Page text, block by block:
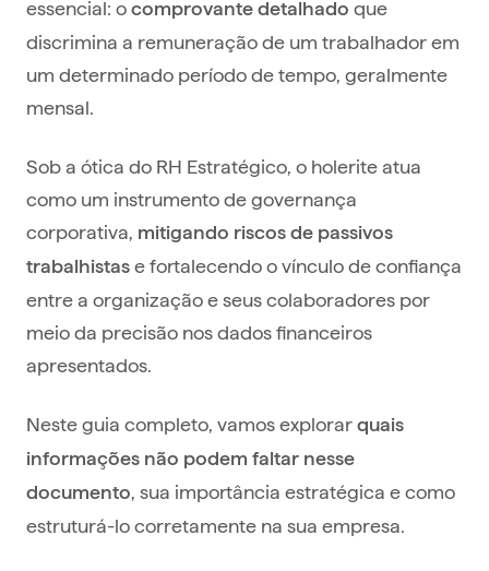
essencial: o comprovante detalhado que
discrimina a remuneração de um trabalhador em
um determinado período de tempo, geralmente
mensal.
Sob a ótica do RH Estratégico, o holerite atua
como um instrumento de governança
corporativa, mitigando riscos de passivos
trabalhistas e fortalecendo o vínculo de confiança
entre a organização e seus colaboradores por
meio da precisão nos dados financeiros
apresentados.
Neste guia completo, vamos explorar quais
informações não podem faltar nesse
documento, sua importância estratégica e como
estruturá-lo corretamente na sua empresa.